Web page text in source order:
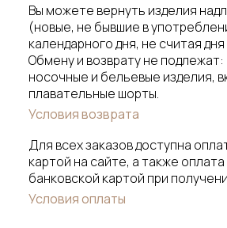
Вы можете вернуть изделия
(новые, не бывшие в
календарного дня, не считая
Обмену и возврату не
носочные и бельевые изделия,
плавательные шорты.
Условия возврата
Для всех заказов доступна
картой на сайте, а также
банковской картой при
Условия оплаты